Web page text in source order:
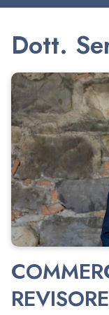
Dott.